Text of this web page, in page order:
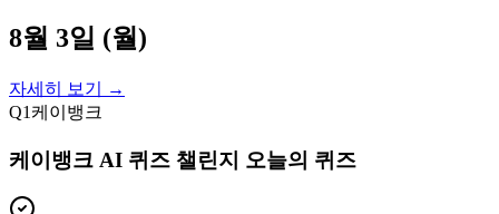
8월 3일 (월)
자세히 보기 →
Q1 케이뱅크
케이뱅크 AI 퀴즈 챌린지 오늘의 퀴즈